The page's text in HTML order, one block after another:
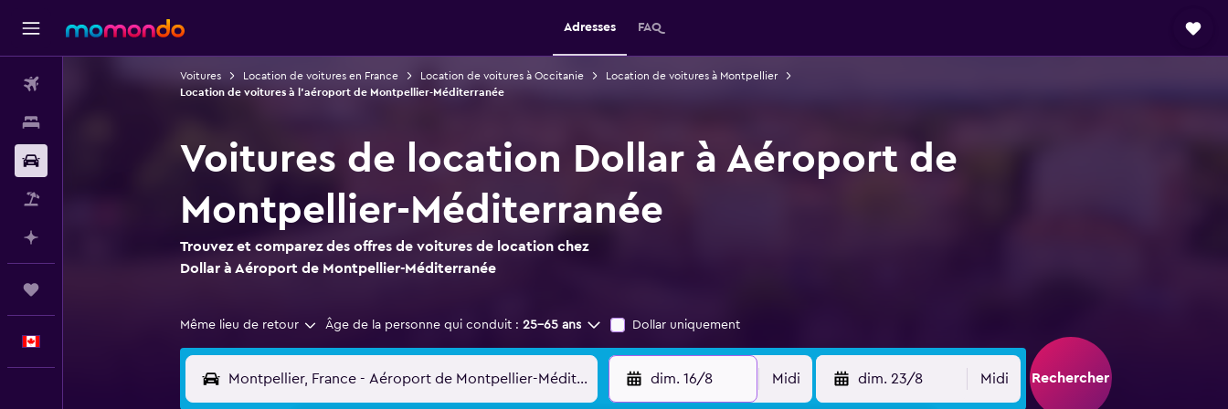
Adresses FAQ
Voitures Location de voitures en France Location de voitures à Occitanie
Location de voitures à Montpellier
Location de voitures à l'aéroport de Montpellier-Méditerranée
Voitures de location Dollar à Aéroport de
Montpellier-Méditerranée
Trouvez et comparez des offres de voitures de location chez
Dollar à Aéroport de Montpellier-Méditerranée
Même lieu de retour Âge de la personne qui conduit : 25-65 ans Dollar uniquement
dim. 16/8 Midi dim. 23/8 Midi Rechercher